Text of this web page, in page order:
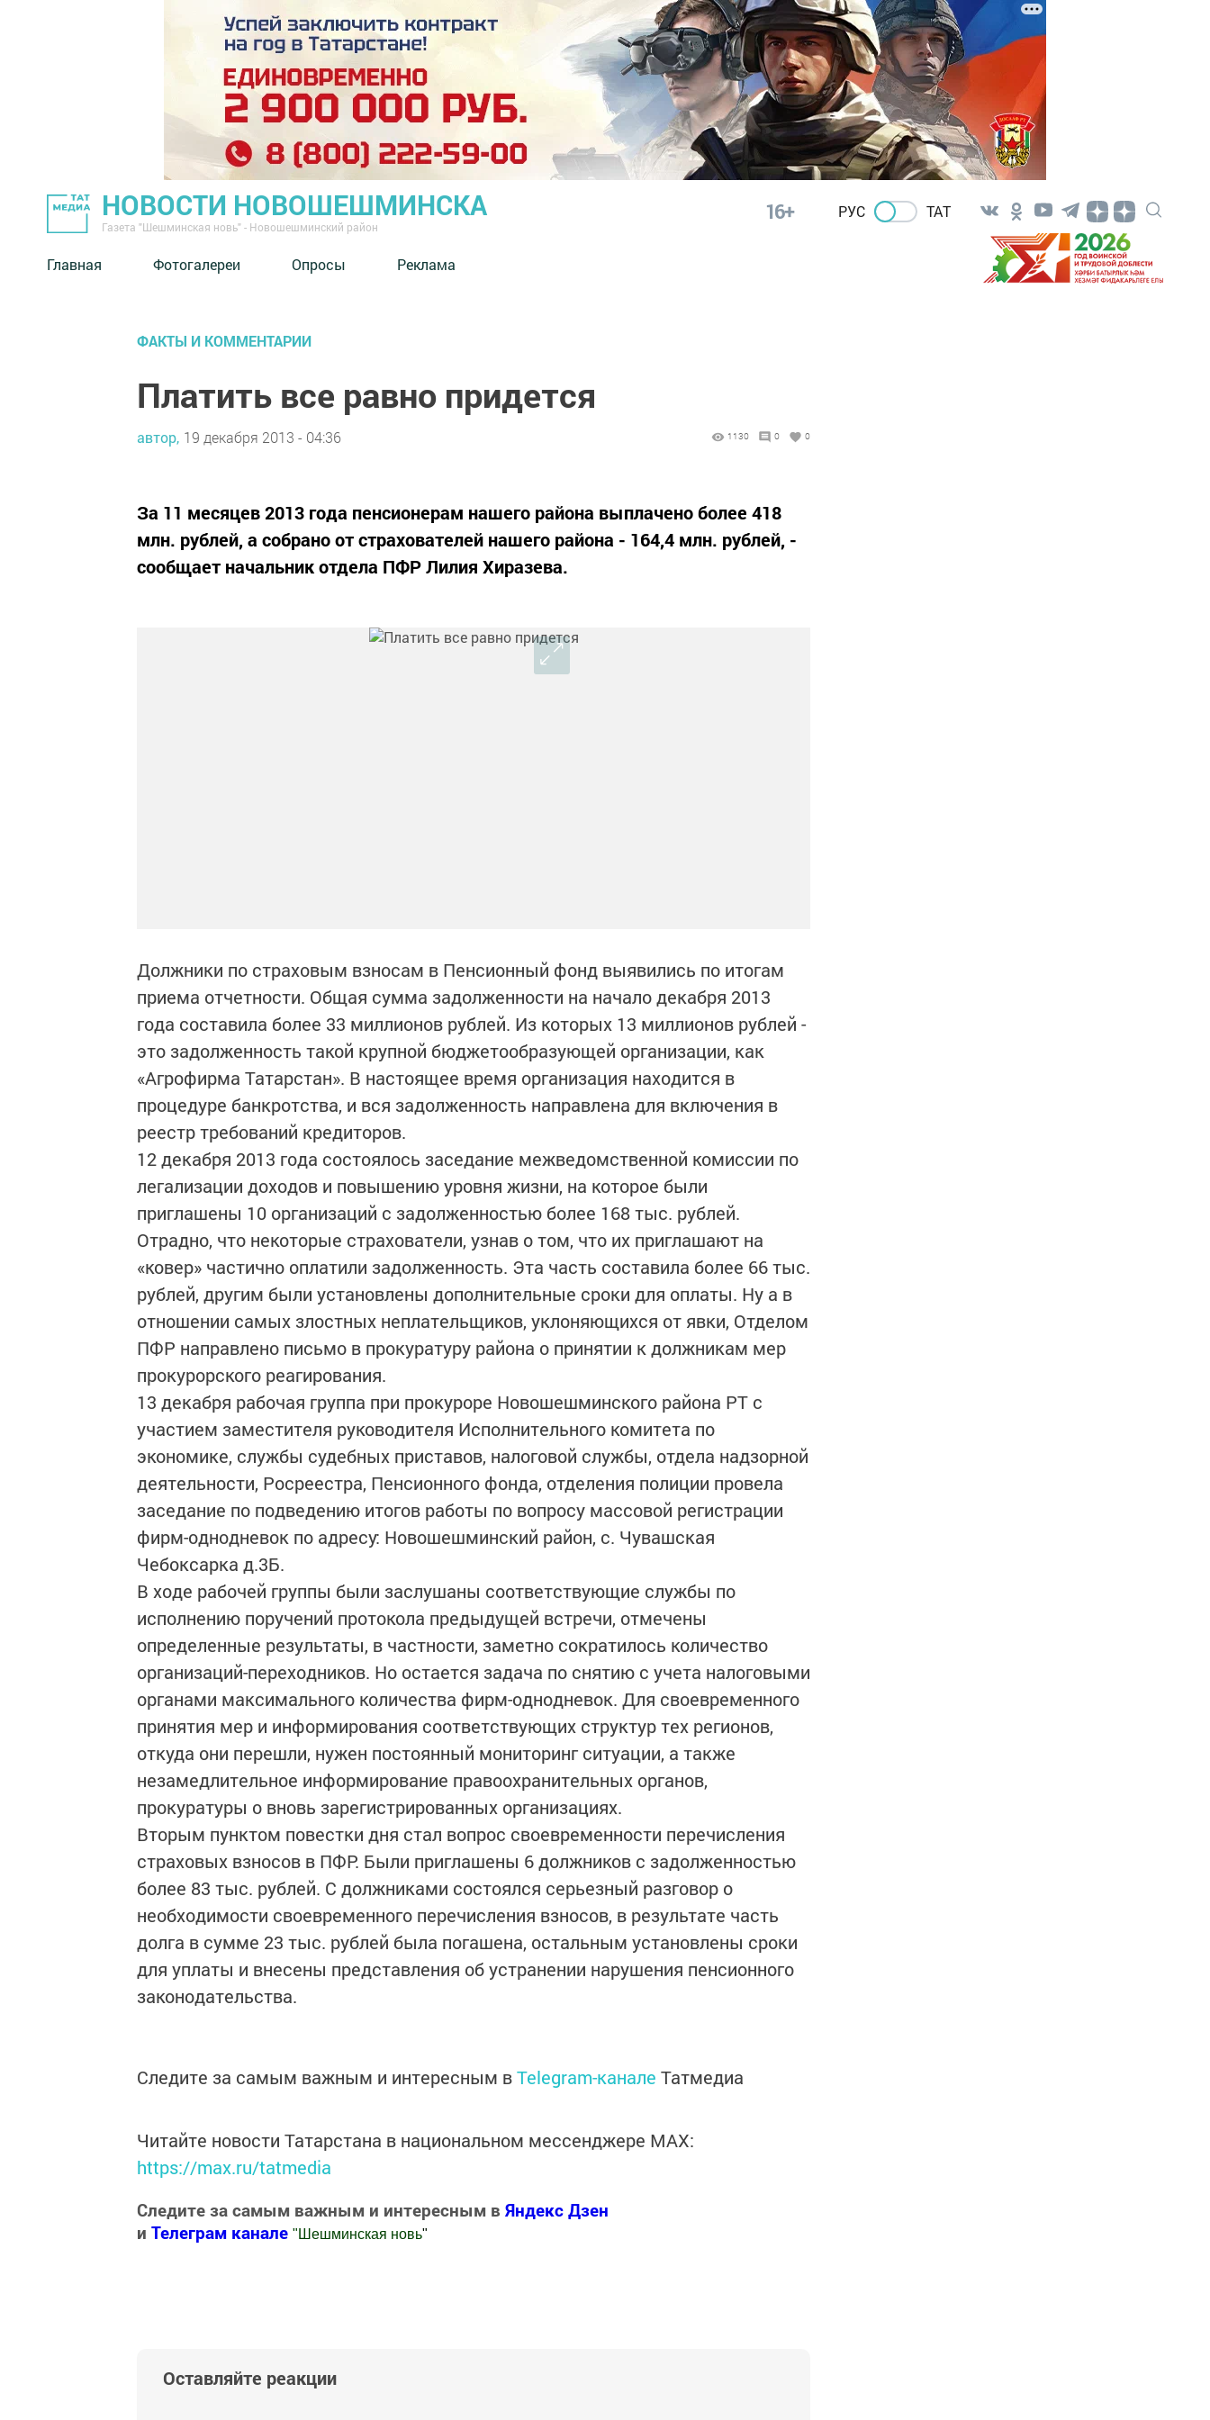
НОВОСТИ НОВОШЕШМИНСКА
Газета "Шешминская новь" - Новошешминский район
16+ РУС ТАТ
Главная Фотогалереи Опросы Реклама
ФАКТЫ И КОММЕНТАРИИ
Платить все равно придется
автор, 19 декабря 2013 - 04:36 1130 0 0
За 11 месяцев 2013 года пенсионерам нашего района выплачено более 418
млн. рублей, а собрано от страхователей нашего района - 164,4 млн. рублей, -
сообщает начальник отдела ПФР Лилия Хиразева.
Должники по страховым взносам в Пенсионный фонд выявились по итогам
приема отчетности. Общая сумма задолженности на начало декабря 2013
года составила более 33 миллионов рублей. Из которых 13 миллионов рублей -
это задолженность такой крупной бюджетообразующей организации, как
«Агрофирма Татарстан». В настоящее время организация находится в
процедуре банкротства, и вся задолженность направлена для включения в
реестр требований кредиторов.
12 декабря 2013 года состоялось заседание межведомственной комиссии по
легализации доходов и повышению уровня жизни, на которое были
приглашены 10 организаций с задолженностью более 168 тыс. рублей.
Отрадно, что некоторые страхователи, узнав о том, что их приглашают на
«ковер» частично оплатили задолженность. Эта часть составила более 66 тыс.
рублей, другим были установлены дополнительные сроки для оплаты. Ну а в
отношении самых злостных неплательщиков, уклоняющихся от явки, Отделом
ПФР направлено письмо в прокуратуру района о принятии к должникам мер
прокурорского реагирования.
13 декабря рабочая группа при прокуроре Новошешминского района РТ с
участием заместителя руководителя Исполнительного комитета по
экономике, службы судебных приставов, налоговой службы, отдела надзорной
деятельности, Росреестра, Пенсионного фонда, отделения полиции провела
заседание по подведению итогов работы по вопросу массовой регистрации
фирм-однодневок по адресу: Новошешминский район, с. Чувашская
Чебоксарка д.3Б.
В ходе рабочей группы были заслушаны соответствующие службы по
исполнению поручений протокола предыдущей встречи, отмечены
определенные результаты, в частности, заметно сократилось количество
организаций-переходников. Но остается задача по снятию с учета налоговыми
органами максимального количества фирм-однодневок. Для своевременного
принятия мер и информирования соответствующих структур тех регионов,
откуда они перешли, нужен постоянный мониторинг ситуации, а также
незамедлительное информирование правоохранительных органов,
прокуратуры о вновь зарегистрированных организациях.
Вторым пунктом повестки дня стал вопрос своевременности перечисления
страховых взносов в ПФР. Были приглашены 6 должников с задолженностью
более 83 тыс. рублей. С должниками состоялся серьезный разговор о
необходимости своевременного перечисления взносов, в результате часть
долга в сумме 23 тыс. рублей была погашена, остальным установлены сроки
для уплаты и внесены представления об устранении нарушения пенсионного
законодательства.
Следите за самым важным и интересным вTelegram-канале Татмедиа
Читайте новости Татарстана в национальном мессенджере MАХ:
https://max.ru/tatmedia
Следите за самым важным и интересным в Яндекс Дзен
и Телеграм канале " Шешминская новь"
Оставляйте реакции